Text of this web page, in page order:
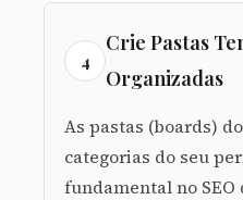
4
Crie Pastas
Organizadas
As pastas (boards)
categorias do seu
fundamental no